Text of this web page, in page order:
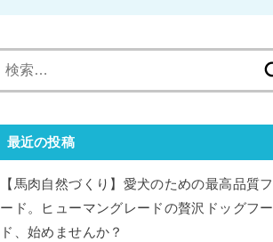
最近の投稿
【馬肉自然づくり】愛犬のための最高品質フ
ード。ヒューマングレードの贅沢ドッグフー
ド、始めませんか？